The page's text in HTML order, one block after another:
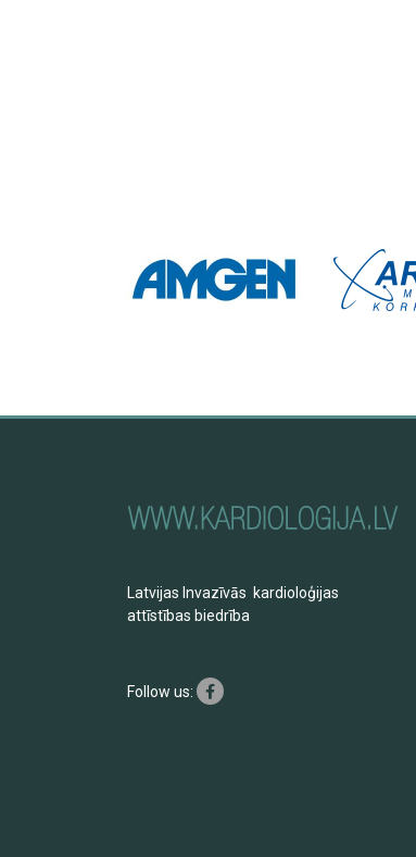
Latvijas Invazīvās kardioloģijas
attīstības biedrība
Follow us: